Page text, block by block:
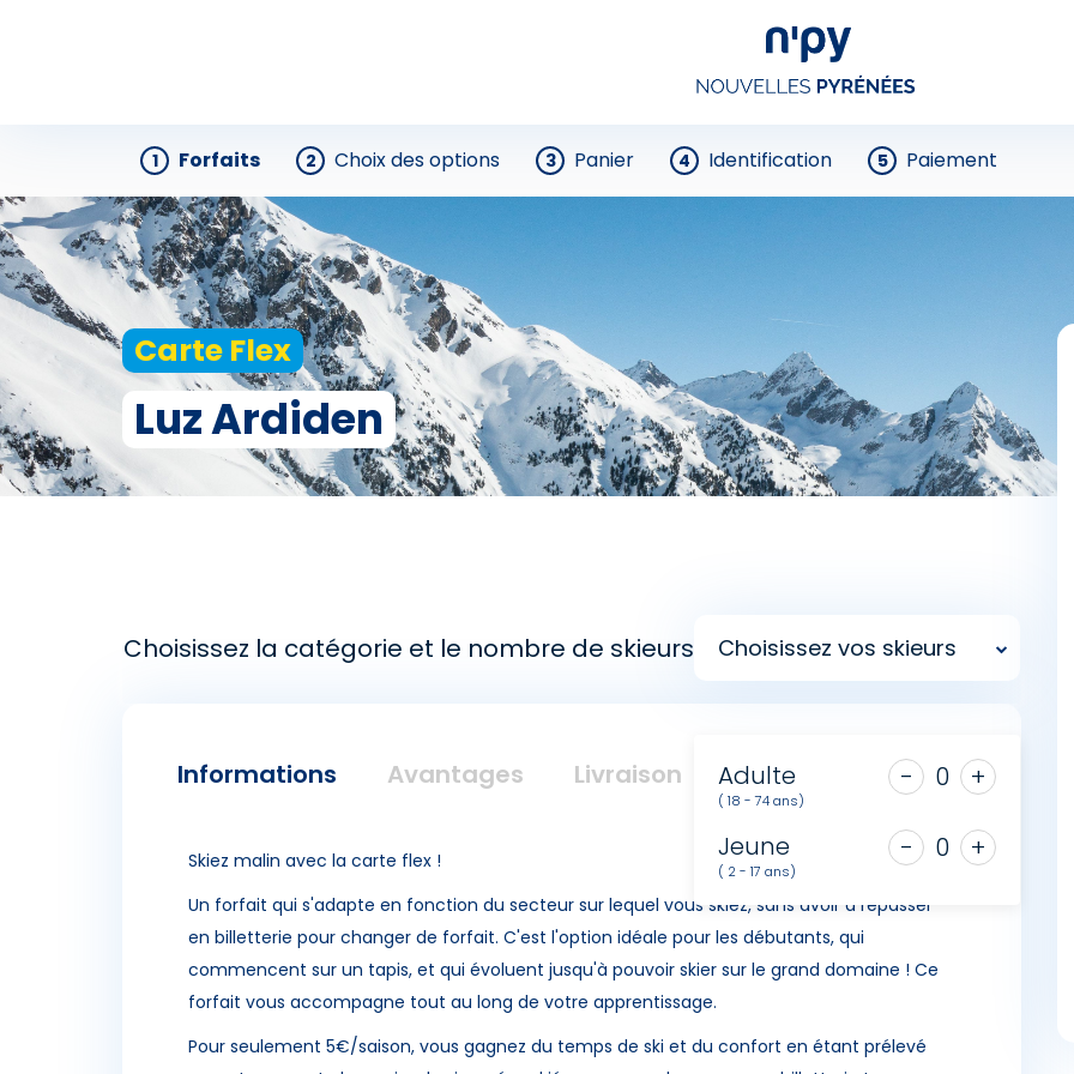
Forfaits
1 Choix des options
2 Panier
3 Identification
4 Paiement
5
Carte Flex
Luz Ardiden
Choisissez la catégorie et le nombre de skieurs Choisissez vos skieurs
Adulte
( 18 - 74 ans)
- 0 +
Jeune
( 2 - 17 ans)
- 0 +
Informations Avantages Livraison
Skiez malin avec la carte flex !
Un forfait qui s'adapte en fonction du secteur sur lequel vous skiez, sans avoir à repasser
en billetterie pour changer de forfait. C'est l'option idéale pour les débutants, qui
commencent sur un tapis, et qui évoluent jusqu'à pouvoir skier sur le grand domaine ! Ce
forfait vous accompagne tout au long de votre apprentissage.
Pour seulement 5€/saison, vous gagnez du temps de ski et du confort en étant prélevé